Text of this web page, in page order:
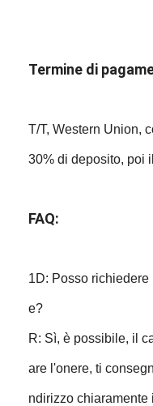
Termine di
T/T, Western Union,
30% di deposito, poi
FAQ:
1D: Posso
e?
R: Sì, è possibile, il
are l'onere, ti
ndirizzo